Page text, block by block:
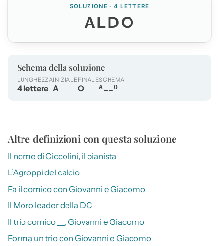
SOLUZIONE · 4 LETTERE
ALDO
Schema della soluzione
LUNGHEZZA
4 lettere
INIZIALE
A
FINALE
O
SCHEMA
A__O
Altre definizioni con questa soluzione
Il nome di Ciccolini, il pianista
L’Agroppi del calcio
Fa il comico con Giovanni e Giacomo
Il Moro leader della DC
Il trio comico __, Giovanni e Giacomo
Forma un trio con Giovanni e Giacomo